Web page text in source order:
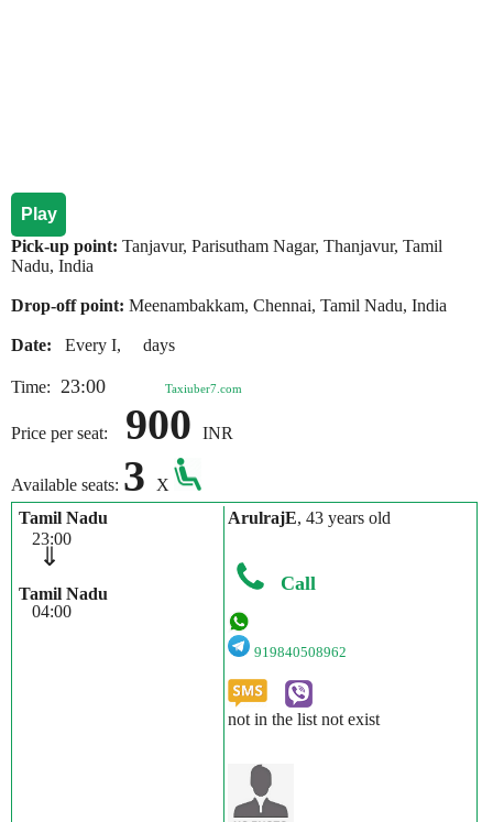
Play
Pick-up point: Tanjavur, Parisutham Nagar, Thanjavur, Tamil
Nadu, India
Drop-off point: Meenambakkam, Chennai, Tamil Nadu, India
Date: Every I, days
Time: 23:00 Taxiuber7.com
Price per seat: 900 INR
Available seats: 3
X
Tamil Nadu
23:00
⇓
Tamil Nadu
04:00
ArulrajE, 43 years old
Call
919840508962
not in the list not exist